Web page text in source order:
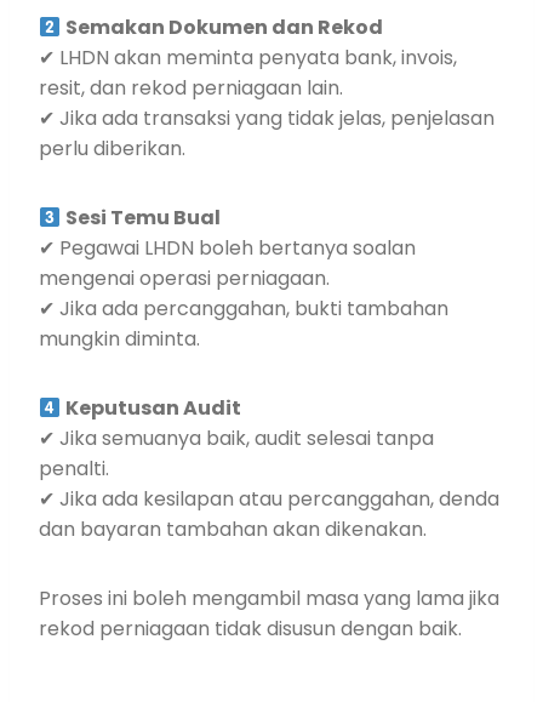
Semakan Dokumen dan Rekod
✔ LHDN akan meminta penyata bank, invois,
resit, dan rekod perniagaan lain.
✔ Jika ada transaksi yang tidak jelas, penjelasan
perlu diberikan.
Sesi Temu Bual
✔ Pegawai LHDN boleh bertanya soalan
mengenai operasi perniagaan.
✔ Jika ada percanggahan, bukti tambahan
mungkin diminta.
Keputusan Audit
✔ Jika semuanya baik, audit selesai tanpa
penalti.
✔ Jika ada kesilapan atau percanggahan, denda
dan bayaran tambahan akan dikenakan.
Proses ini boleh mengambil masa yang lama jika
rekod perniagaan tidak disusun dengan baik.